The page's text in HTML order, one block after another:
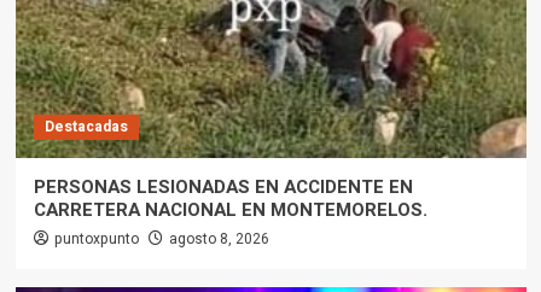
Destacadas
PERSONAS LESIONADAS EN ACCIDENTE EN
CARRETERA NACIONAL EN MONTEMORELOS.
puntoxpunto agosto 8, 2026